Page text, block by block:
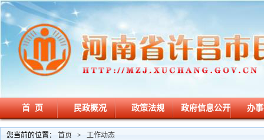
首 页 民政概况 政策法规 政府信息公开 办
您当前的位置： 首页 > 工作动态